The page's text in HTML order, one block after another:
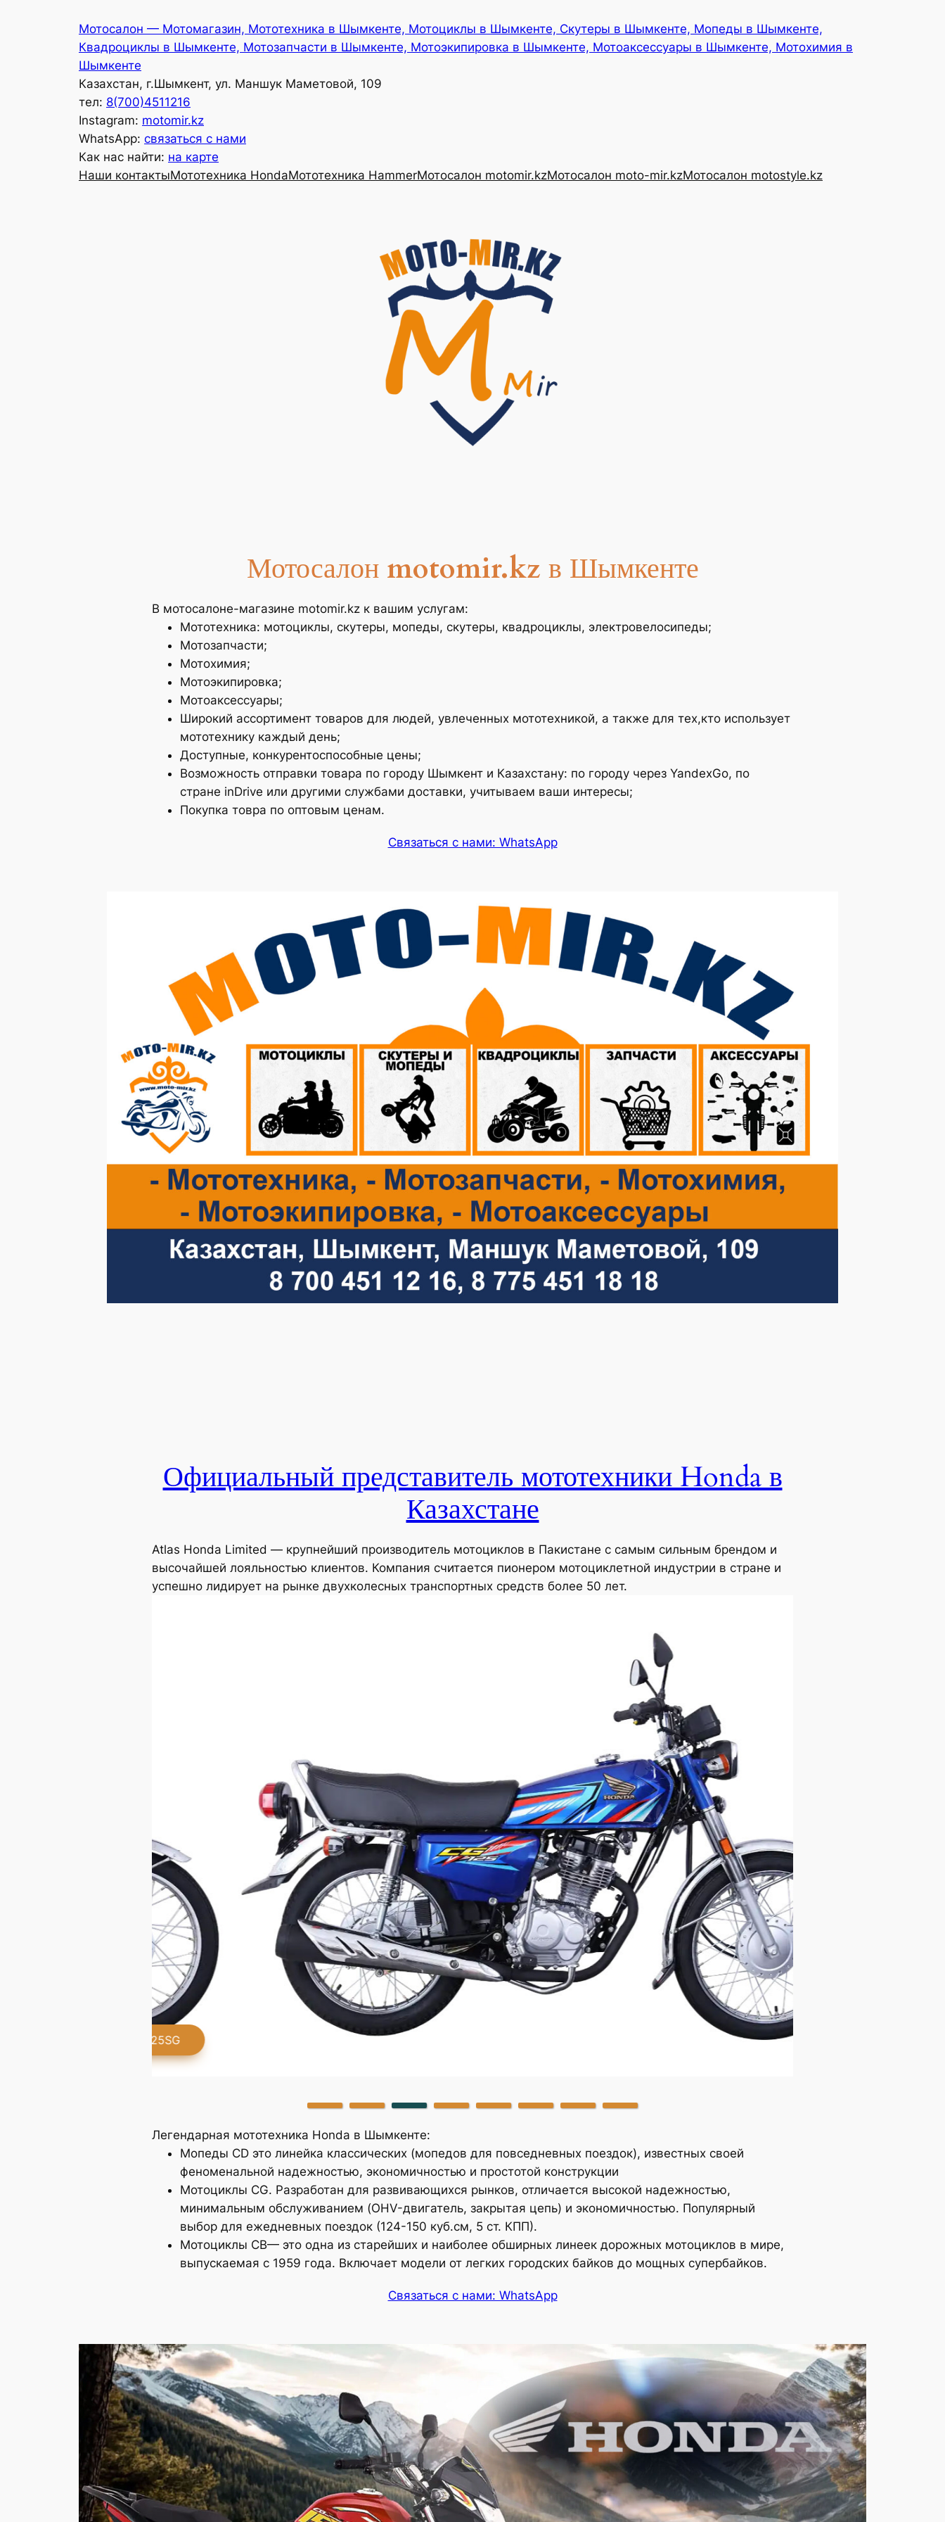
содержимому
Мотосалон — Мотомагазин, Мототехника в Шымкенте, Мотоциклы в Шымкенте, Скутеры в Шымкенте, Мопеды в Шымкенте,
Квадроциклы в Шымкенте, Мотозапчасти в Шымкенте, Мотоэкипировка в Шымкенте, Мотоаксессуары в Шымкенте, Мотохимия в
Шымкенте
Казахстан, г.Шымкент, ул. Маншук Маметовой, 109
тел: 8(700)4511216
Instagram: motomir.kz
WhatsApp: связаться с нами
Как нас найти: на карте
Наши контактыМототехника HondaМототехника HammerМотосалон motomir.kzМотосалон moto-mir.kzМотосалон motostyle.kz
Мотосалон motomir.kz в Шымкенте
В мотосалоне-магазине motomir.kz к вашим услугам:
Мототехника: мотоциклы, скутеры, мопеды, скутеры, квадроциклы, электровелосипеды;
Мотозапчасти;
Мотохимия;
Мотоэкипировка;
Мотоаксессуары;
Широкий ассортимент товаров для людей, увлеченных мототехникой, а также для тех,кто использует
мототехнику каждый день;
Доступные, конкурентоспособные цены;
Возможность отправки товара по городу Шымкент и Казахстану: по городу через YandexGo, по
стране inDrive или другими службами доставки, учитываем ваши интересы;
Покупка товра по оптовым ценам.
Связаться с нами: WhatsApp
Официальный представитель мототехники Honda в
Казахстане
Atlas Honda Limited — крупнейший производитель мотоциклов в Пакистане с самым сильным брендом и
высочайшей лояльностью клиентов. Компания считается пионером мотоциклетной индустрии в стране и
успешно лидирует на рынке двухколесных транспортных средств более 50 лет.
CG125
Легендарная мототехника Honda в Шымкенте:
Мопеды CD это линейка классических (мопедов для повседневных поездок), известных своей
феноменальной надежностью, экономичностью и простотой конструкции
Мотоциклы CG. Разработан для развивающихся рынков, отличается высокой надежностью,
минимальным обслуживанием (OHV-двигатель, закрытая цепь) и экономичностью. Популярный
выбор для ежедневных поездок (124-150 куб.см, 5 ст. КПП).
Мотоциклы CB— это одна из старейших и наиболее обширных линеек дорожных мотоциклов в мире,
выпускаемая с 1959 года. Включает модели от легких городских байков до мощных супербайков.
Связаться с нами: WhatsApp